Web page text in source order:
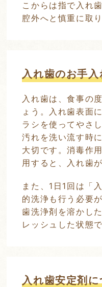
こからは指で入れ
腔外へと慎重に取
入れ歯のお手入
入れ歯は、食事の
ょう。入れ歯表面
ラシを使ってやさ
汚れを洗い流す時
大切です。消毒作
用すると、入れ歯
また、1日1回は「
的洗浄も行う必要
歯洗浄剤を溶かし
レッシュした状態
入れ歯安定剤に